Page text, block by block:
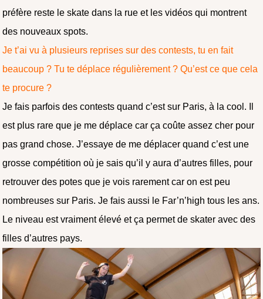
préfère reste le skate dans la rue et les vidéos qui montrent
des nouveaux spots.
Je t’ai vu à plusieurs reprises sur des contests, tu en fait
beaucoup ? Tu te déplace régulièrement ? Qu’est ce que cela
te procure ?
Je fais parfois des contests quand c’est sur Paris, à la cool. Il
est plus rare que je me déplace car ça coûte assez cher pour
pas grand chose. J’essaye de me déplacer quand c’est une
grosse compétition où je sais qu’il y aura d’autres filles, pour
retrouver des potes que je vois rarement car on est peu
nombreuses sur Paris. Je fais aussi le Far’n’high tous les ans.
Le niveau est vraiment élevé et ça permet de skater avec des
filles d’autres pays.